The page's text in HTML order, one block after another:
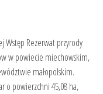
Wstęp Rezerwat przyrody
w powiecie miechowskim,
małopolskim.
o powierzchni 45,08 ha,